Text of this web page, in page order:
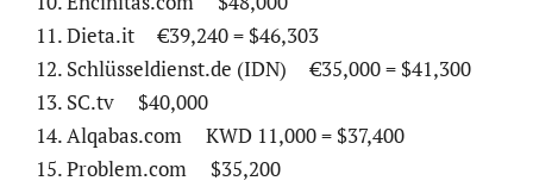
11. Dieta.it €39,240 = $46,303
12. Schlüsseldienst.de (IDN) €35,000 = $41,300
13. SC.tv $40,000
14. Alqabas.com KWD 11,000 = $37,400
15. Problem.com $35,200